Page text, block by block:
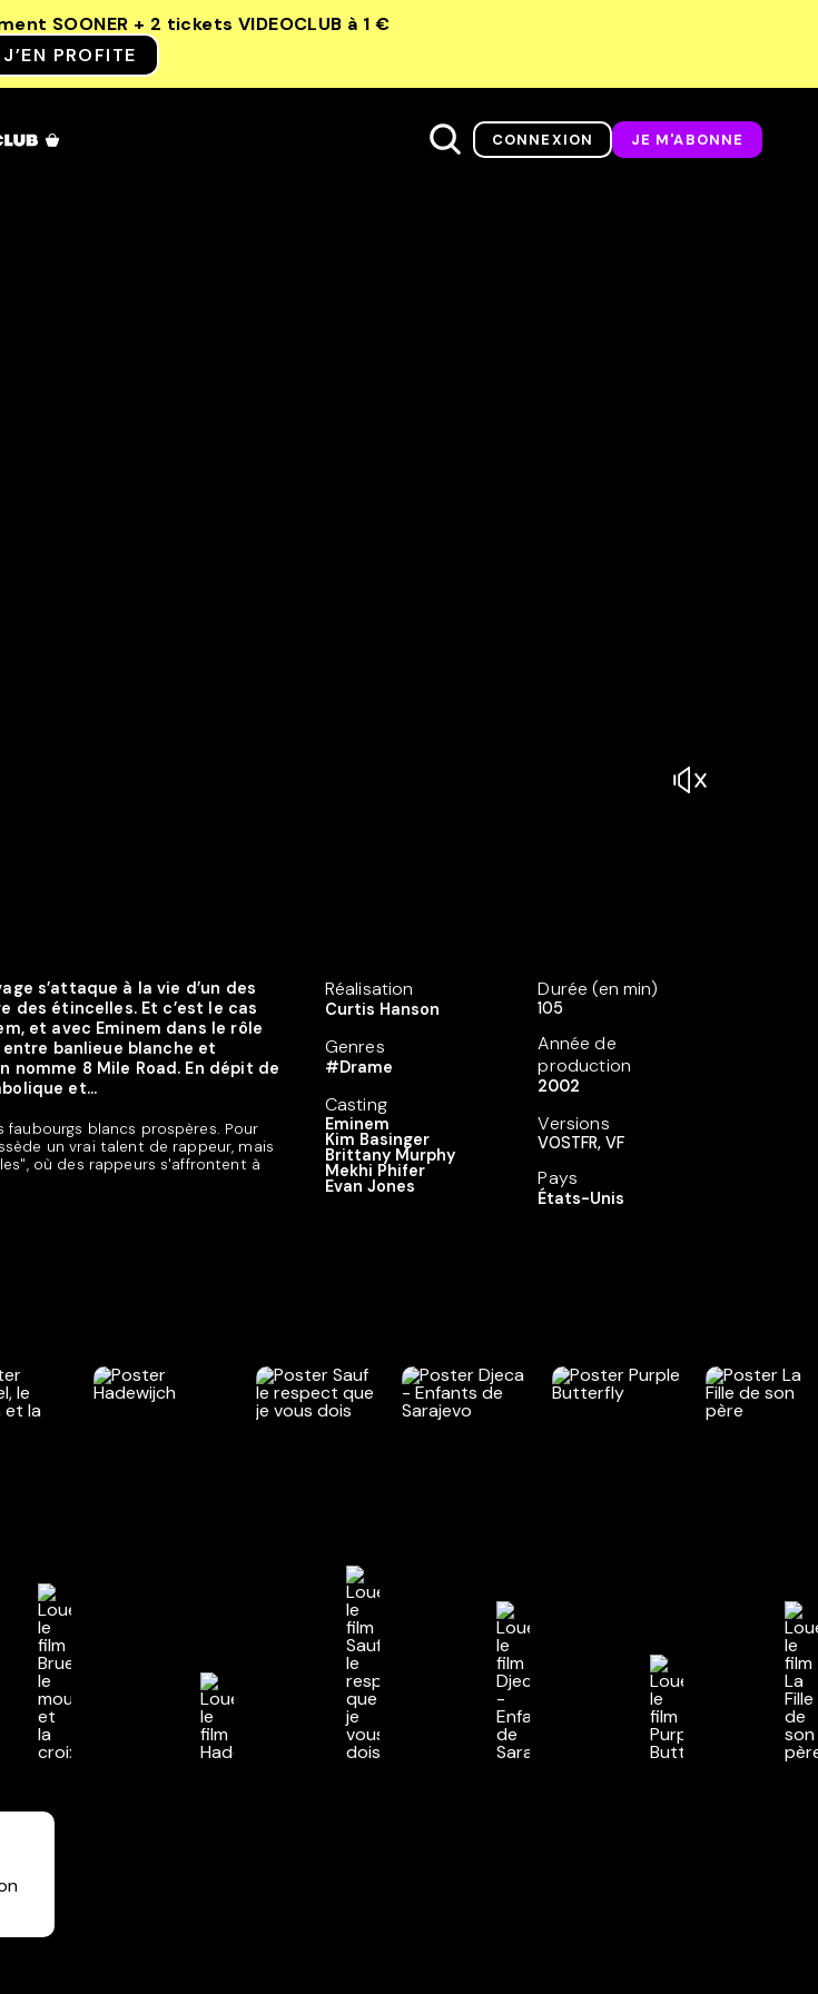
SOONER + 2 tickets VIDEOCLUB à 1 €
J’EN PROFITE
CONNEXION JE M'ABONNE
s’attaque à la vie d’un des
des étincelles. Et c’est le cas
et avec Eminem dans le rôle
banlieue blanche et
8 Mile Road. En dépit de
et...
blancs prospères. Pour
un vrai talent de rappeur, mais
où des rappeurs s'affrontent à
Réalisation
Curtis Hanson
Genres
#Drame
Casting
Eminem
Kim Basinger
Brittany Murphy
Mekhi Phifer
Evan Jones
Durée (en min)
105
Année de
production
2002
Versions
VOSTFR, VF
Pays
États-Unis